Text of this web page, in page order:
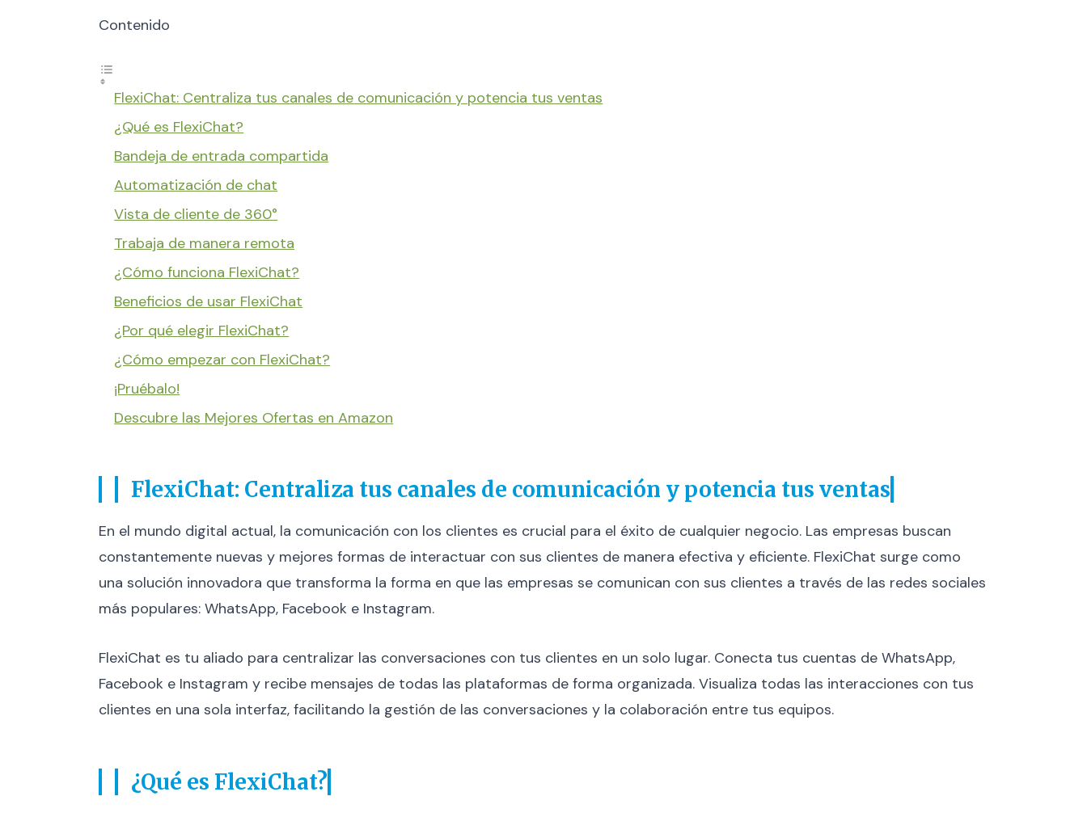
Contenido
FlexiChat: Centraliza tus canales de comunicación y potencia tus ventas
¿Qué es FlexiChat?
Bandeja de entrada compartida
Automatización de chat
Vista de cliente de 360°
Trabaja de manera remota
¿Cómo funciona FlexiChat?
Beneficios de usar FlexiChat
¿Por qué elegir FlexiChat?
¿Cómo empezar con FlexiChat?
¡Pruébalo!
Descubre las Mejores Ofertas en Amazon
FlexiChat: Centraliza tus canales de comunicación y potencia tus ventas
En el mundo digital actual, la comunicación con los clientes es crucial para el éxito de cualquier negocio. Las empresas buscan
constantemente nuevas y mejores formas de interactuar con sus clientes de manera efectiva y eficiente. FlexiChat surge como
una solución innovadora que transforma la forma en que las empresas se comunican con sus clientes a través de las redes sociales
más populares: WhatsApp, Facebook e Instagram.
FlexiChat es tu aliado para centralizar las conversaciones con tus clientes en un solo lugar. Conecta tus cuentas de WhatsApp,
Facebook e Instagram y recibe mensajes de todas las plataformas de forma organizada. Visualiza todas las interacciones con tus
clientes en una sola interfaz, facilitando la gestión de las conversaciones y la colaboración entre tus equipos.
¿Qué es FlexiChat?